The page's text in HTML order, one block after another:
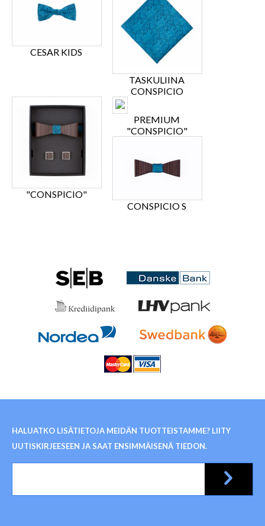
CESAR KIDS
TASKULIINA
CONSPICIO
"CONSPICIO"
PREMIUM
"CONSPICIO"
CONSPICIO S
HALUATKO LISÄTIETOJA MEIDÄN TUOTTEISTAMME? LIITY
UUTISKIRJEESEEN JA SAAT ENSIMMÄISENÄ TIEDON.